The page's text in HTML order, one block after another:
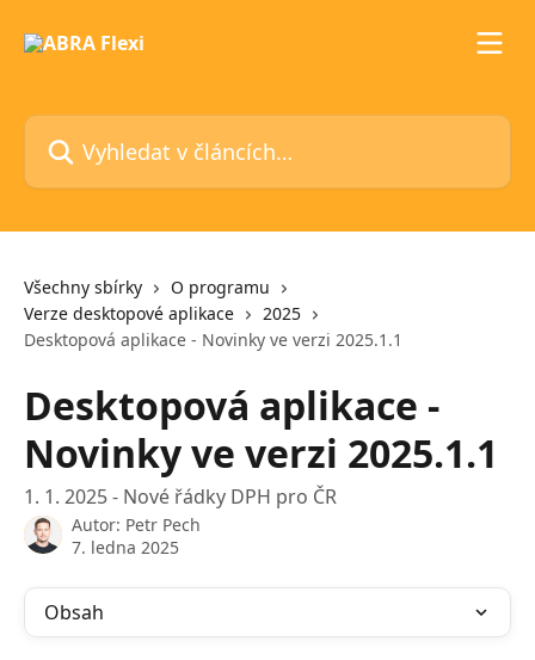
Vyhledat v článcích…
Všechny sbírky
O programu
Verze desktopové aplikace
2025
Desktopová aplikace - Novinky ve verzi 2025.1.1
Desktopová aplikace -
Novinky ve verzi 2025.1.1
1. 1. 2025 - Nové řádky DPH pro ČR
Autor: Petr Pech
7. ledna 2025
Obsah